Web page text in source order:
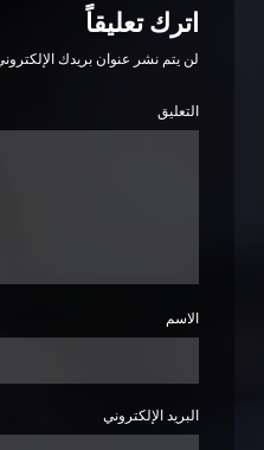
اترك تعليقاً
لن يتم نشر عنوان بريدك
التعليق
الاسم
البريد الإلكتروني